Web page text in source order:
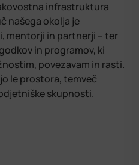
infrastruktura
našega okolja je
mentorji in partnerji – ter
in programov, ki
povezavam in rasti.
le prostora, temveč
skupnosti.